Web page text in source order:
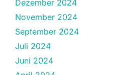
Dezember 2024
November 2024
September 2024
Juli 2024
Juni 2024